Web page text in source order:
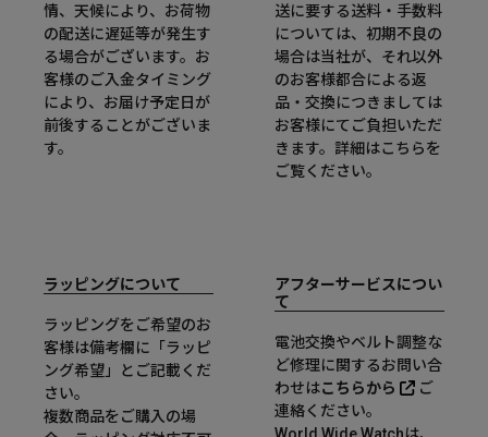
情、天候により、お荷物
の配送に遅延等が発生す
る場合がございます。お
客様のご入金タイミング
により、お届け予定日が
前後することがございま
す。
送に要する送料・手数料
については、初期不良の
場合は当社が、それ以外
のお客様都合による返
品・交換につきましては
お客様にてご負担いただ
きます。詳細はこちらを
ご覧ください。
ラッピングについて
ラッピングをご希望のお
客様は備考欄に「ラッピ
ング希望」とご記載くだ
さい。
複数商品をご購入の場
アフターサービスについ
て
電池交換やベルト調整な
ど修理に関するお問い合
わせはこちらから
ご
連絡ください。